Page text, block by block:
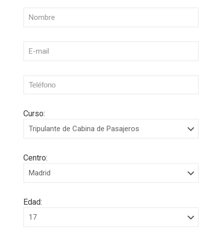
Curso:
Centro:
Edad: